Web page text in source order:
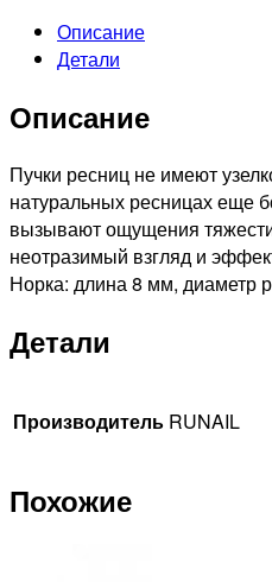
для
наращивания
безузелковые
0,15мм
№8
Описание
Детали
Описание
Пучки ресниц не имеют
натуральных ресницах еще
вызывают ощущения
неотразимый взгляд и
Норка: длина 8 мм, диаметр
Детали
Производитель RUNAIL
Похожие